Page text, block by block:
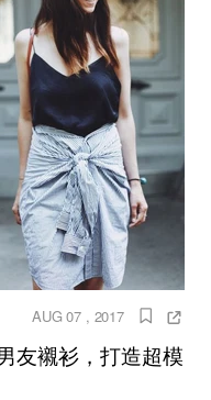
AUG 07 , 2017
友襯衫，打造超模